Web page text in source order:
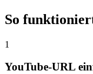
So
1
YouTube-URL